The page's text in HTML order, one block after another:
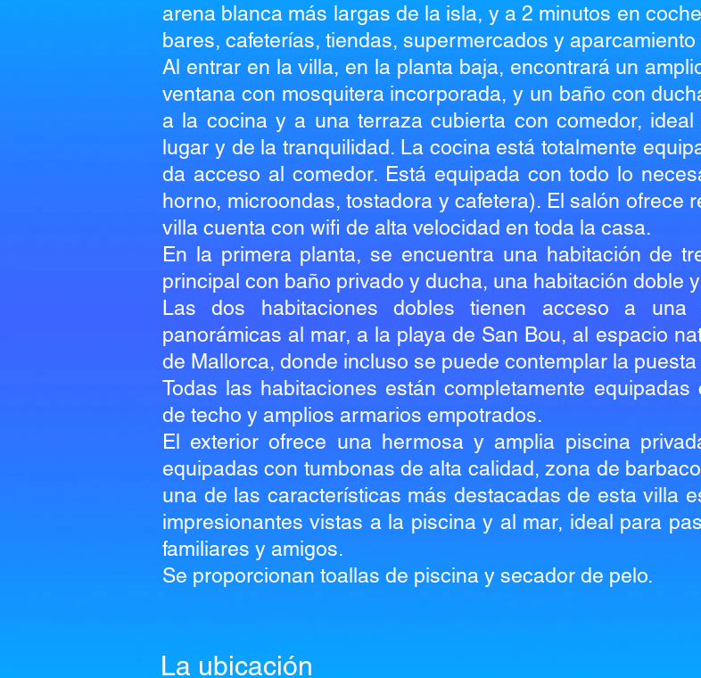
arena blanca más largas de la isla, y a 2 minutos en
bares, cafeterías, tiendas, supermercados y aparcamiento
Al entrar en la villa, en la planta baja, encontrará un
ventana con mosquitera incorporada, y un baño con
a la cocina y a una terraza cubierta con comedor,
lugar y de la tranquilidad. La cocina está totalmente
da acceso al comedor. Está equipada con todo lo
horno, microondas, tostadora y cafetera). El salón ofrece
villa cuenta con wifi de alta velocidad en toda la casa.
En la primera planta, se encuentra una habitación de
principal con baño privado y ducha, una habitación doble
Las dos habitaciones dobles tienen acceso a una
panorámicas al mar, a la playa de San Bou, al espacio
de Mallorca, donde incluso se puede contemplar la puesta
Todas las habitaciones están completamente
de techo y amplios armarios empotrados.
El exterior ofrece una hermosa y amplia piscina
equipadas con tumbonas de alta calidad, zona de
una de las características más destacadas de esta villa
impresionantes vistas a la piscina y al mar, ideal para
familiares y amigos.
Se proporcionan toallas de piscina y secador de pelo.
La ubicación